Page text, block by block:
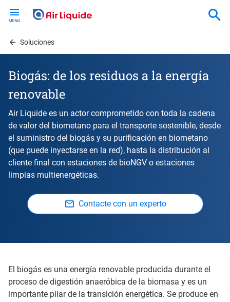
contentSoluciones
Biogás: de los residuos a la energía
renovable
Air Liquide es un actor comprometido con toda la cadena
de valor del biometano para el transporte sostenible, desde
el suministro del biogás y su purificación en biometano
(que puede inyectarse en la red), hasta la distribución al
cliente final con estaciones de bioNGV o estaciones
limpias multienergéticas.
Contacte con un experto
El biogás es una energía renovable producida durante el
proceso de digestión anaeróbica de la biomasa y es un
importante pilar de la transición energética. Se produce en